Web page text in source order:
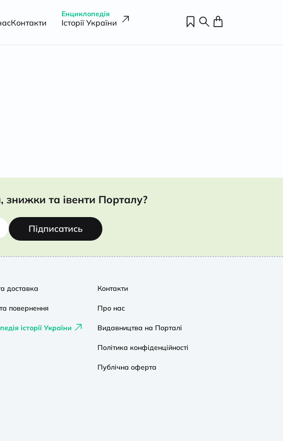
Контакти
Енциклопедія
Історії України
та івенти Порталу?
Підписатись
доставка
та повернення
історії України
Контакти
Про нас
Видавництва на Порталі
Політика конфіденційності
Публічна оферта